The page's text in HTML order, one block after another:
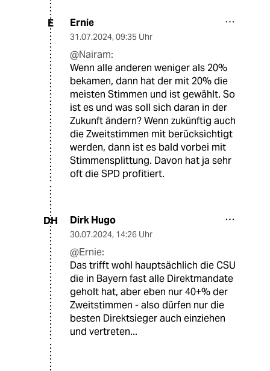
E Ernie
31.07.2024, 09:35 Uhr
@Nairam:
Wenn alle anderen weniger als 20%
bekamen, dann hat der mit 20% die
meisten Stimmen und ist gewählt. So
ist es und was soll sich daran in der
Zukunft ändern? Wenn zukünftig auch
die Zweitstimmen mit berücksichtigt
werden, dann ist es bald vorbei mit
Stimmensplittung. Davon hat ja sehr
oft die SPD profitiert.
DH Dirk Hugo
30.07.2024, 14:26 Uhr
@Ernie:
Das trifft wohl hauptsächlich die CSU
die in Bayern fast alle Direktmandate
geholt hat, aber eben nur 40+% der
Zweitstimmen - also dürfen nur die
besten Direktsieger auch einziehen
und vertreten...